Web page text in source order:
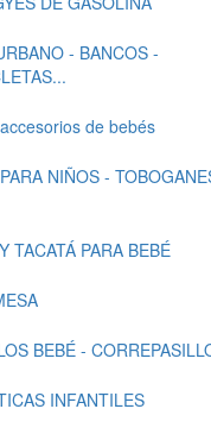
- BANCOS -
de bebés
NIÑOS -
TACATÁ PARA BEBÉ
BEBÉ -
INFANTILES